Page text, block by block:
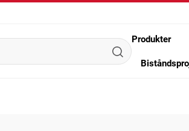
Produkter